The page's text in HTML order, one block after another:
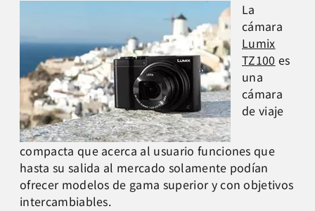
La
cámara
Lumix
TZ100 es
una
cámara
de viaje
compacta que acerca al usuario funciones que
hasta su salida al mercado solamente podían
ofrecer modelos de gama superior y con objetivos
intercambiables.